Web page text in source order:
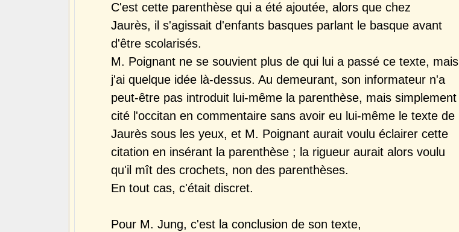
C'est cette parenthèse qui a été ajoutée, alors que chez
Jaurès, il s'agissait d'enfants basques parlant le basque avant
d'être scolarisés.
M. Poignant ne se souvient plus de qui lui a passé ce texte, mais
j'ai quelque idée là-dessus. Au demeurant, son informateur n'a
peut-être pas introduit lui-même la parenthèse, mais simplement
cité l'occitan en commentaire sans avoir eu lui-même le texte de
Jaurès sous les yeux, et M. Poignant aurait voulu éclairer cette
citation en insérant la parenthèse ; la rigueur aurait alors voulu
qu'il mît des crochets, non des parenthèses.
En tout cas, c'était discret.
Pour M. Jung, c'est la conclusion de son texte,